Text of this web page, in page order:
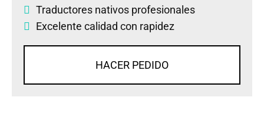
Traductores nativos profesionales
Excelente calidad con rapidez
HACER PEDIDO